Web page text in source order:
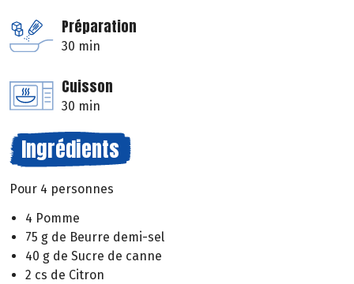
Préparation
30 min
Cuisson
30 min
Ingrédients
Pour 4 personnes
4 Pomme
75 g de Beurre demi-sel
40 g de Sucre de canne
2 cs de Citron